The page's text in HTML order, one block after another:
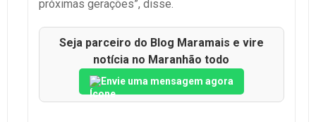
próximas gerações”, disse.
Seja parceiro do Blog Maramais e vire
notícia no Maranhão todo
Envie uma mensagem agora